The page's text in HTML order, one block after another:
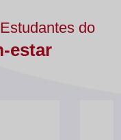
do
estar